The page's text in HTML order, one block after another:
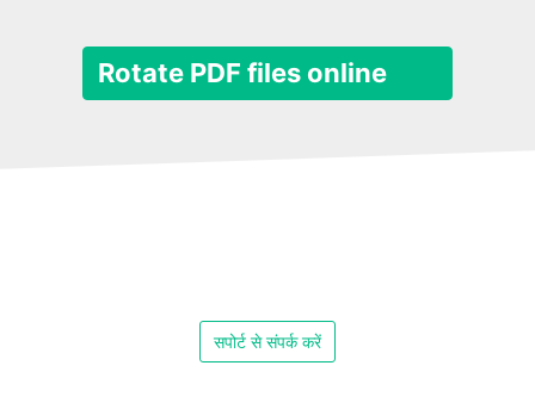
Rotate PDF files online
सपोर्ट से संपर्क करें